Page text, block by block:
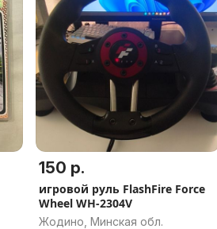
150 р.
игровой руль FlashFire Force
Wheel WH-2304V
Жодино, Минская обл.